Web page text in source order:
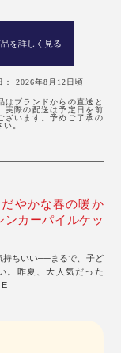
を詳しく見る
： 2026年8月12日頃
はブランドからの直送と
実際の配送は予定日を前
ざいます。予めご了承の
。
やかな春の暖か
カーパイルケッ
持ちいい──まるで、子ど
。昨夏、大人気だった